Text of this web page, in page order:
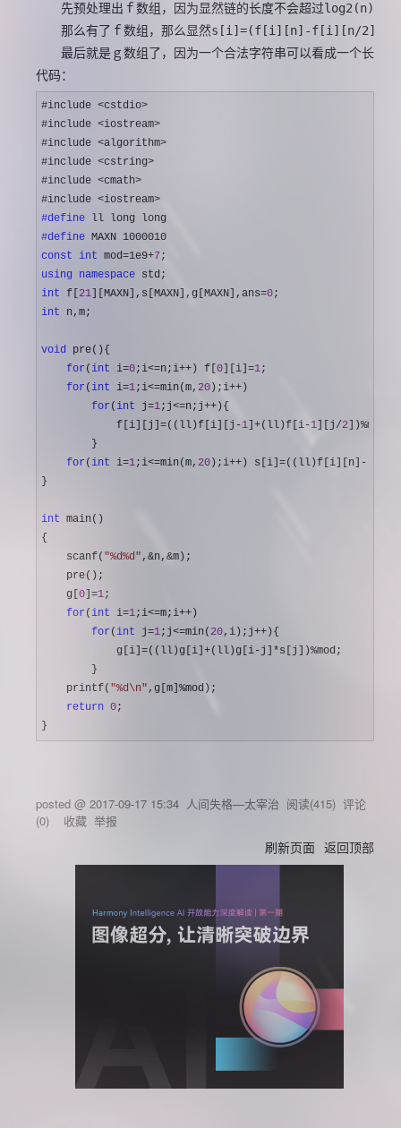
先预处理出ｆ数组，因为显然链的长度不会超过
那么有了ｆ数组，那么显然s[i]=(f[i][n]-f[i][n/
最后就是ｇ数组了，因为一个合法字符串可以看成一个
代码：
#include <cstdio>
#include <iostream>
#include <algorithm>
#include <cstring>
#include <cmath>
#include
#define
#define
const
int mod=1e9+7
using
namespace
int f[ 21 ][MAXN],s[MAXN],g[MAXN],ans=0
int n,m;
void pre(){
for ( int i=0;i<=n;i++) f[ 0 ][i]=1;
for ( int i=1;i<=min(m, 20 );i++ )
for ( int j=1;j<=n;j++ ){
            f[i][j]
=((ll)f[i][j-1 ]+(ll)f[i-1 ][j/2 ])%mod;
        }
for ( int i=1;i<=min(m, 20 );i++) s[i]=((ll)f[i][n]-
}
int main()
{
    scanf(
"%d%d" ,&n,&m);
    pre();
    g[
0 ]=1;
for ( int i=1;i<=m;i++ )
for ( int j=1;j<=min( 20,i);j++ ){
            g[i]
=((ll)g[i]+(ll)g[i-j]*s[j])%mod;
        }
    printf(
"%d\n" ,g[m]%mod);
return 0;
}
posted @ 2017-09-17 15:34 人间失格—太宰治 阅读(415) 评论
(0) 收藏 举报
刷新页面 返回顶部